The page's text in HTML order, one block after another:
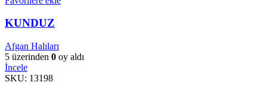
KUNDUZ
Afgan Halıları
5 üzerinden 0 oy aldı
İncele
SKU: 13198